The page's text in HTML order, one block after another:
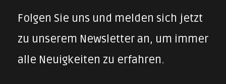
Folgen Sie uns und melden sich jetzt
zu unserem Newsletter an, um immer
alle Neuigkeiten zu erfahren.